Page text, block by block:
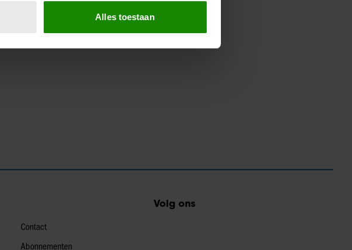
Alles toestaan
Contact
Abonnementen
Volg ons